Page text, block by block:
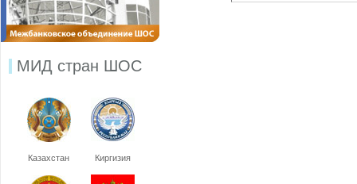
МИД стран ШОС
Казахстан Киргизия